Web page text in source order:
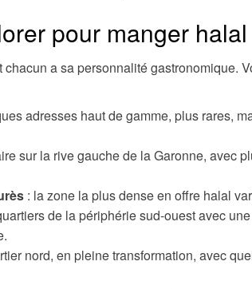
pour manger
a sa personnalité gastronomique.
adresses haut de gamme, plus rares,
sur la rive gauche de la Garonne, avec
: la zone la plus dense en offre halal
de la périphérie sud-ouest avec
nord, en pleine transformation, avec